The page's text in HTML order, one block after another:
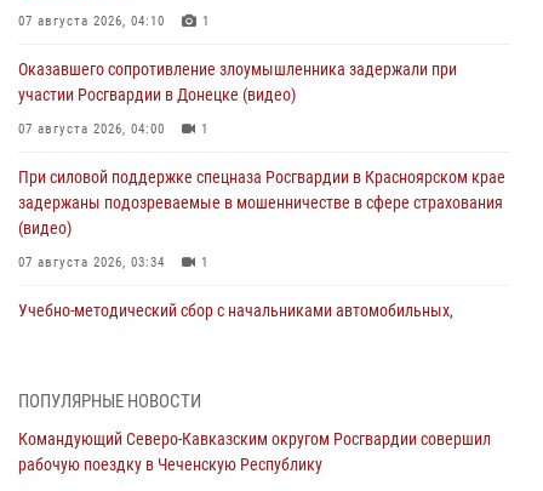
07 августа 2026, 04:10 1
Оказавшего сопротивление злоумышленника задержали при
участии Росгвардии в Донецке (видео)
07 августа 2026, 04:00 1
При силовой поддержке спецназа Росгвардии в Красноярском крае
задержаны подозреваемые в мошенничестве в сфере страхования
(видео)
07 августа 2026, 03:34 1
Учебно-методический сбор с начальниками автомобильных,
07 августа 2026, 02:53 3
Генерал-полковник Олег Плохой поздравил специалистов
организационно-штатных подразделений Росгвардии с
ПОПУЛЯРНЫЕ НОВОСТИ
Командующий Северо-Кавказским округом Росгвардии совершил
рабочую поездку в Чеченскую Республику